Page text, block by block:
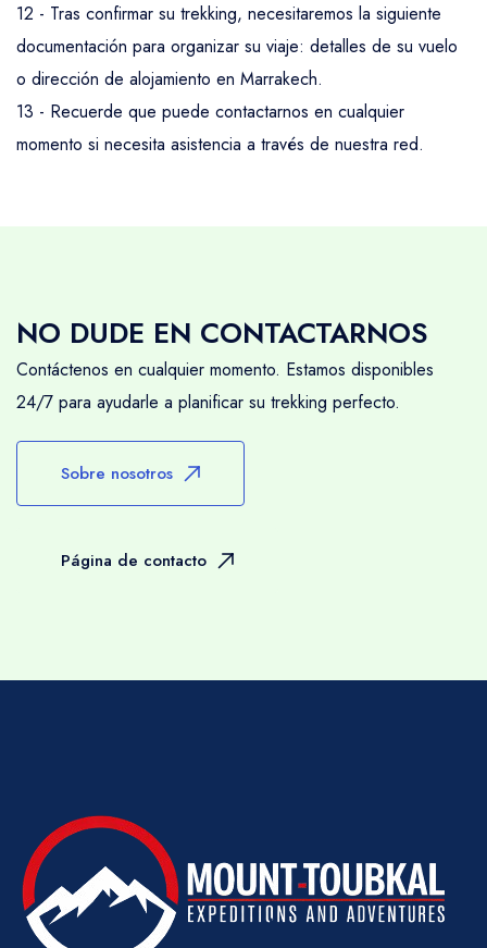
12 - Tras confirmar su trekking, necesitaremos la siguiente
documentación para organizar su viaje: detalles de su vuelo
o dirección de alojamiento en Marrakech.
13 - Recuerde que puede contactarnos en cualquier
momento si necesita asistencia a través de nuestra red.
NO DUDE EN CONTACTARNOS
Contáctenos en cualquier momento. Estamos disponibles
24/7 para ayudarle a planificar su trekking perfecto.
Sobre nosotros
Página de contacto